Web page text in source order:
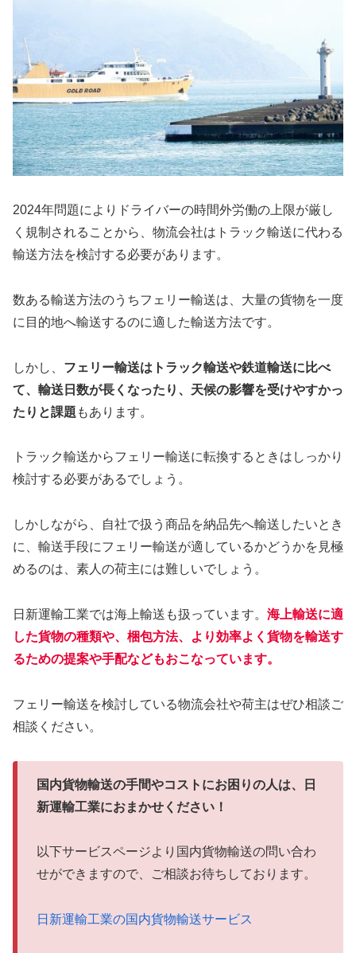
2024年問題によりドライバーの時間外労働の上限が厳し
く規制されることから、物流会社はトラック輸送に代わる
輸送方法を検討する必要があります。
数ある輸送方法のうちフェリー輸送は、大量の貨物を一度
に目的地へ輸送するのに適した輸送方法です。
しかし、 フェリー輸送はトラック輸送や鉄道輸送に比べ
て、輸送日数が長くなったり、天候の影響を受けやすかっ
たりと課題 もあります。
トラック輸送からフェリー輸送に転換するときはしっかり
検討する必要があるでしょう。
しかしながら、自社で扱う商品を納品先へ輸送したいとき
に、輸送手段にフェリー輸送が適しているかどうかを見極
めるのは、素人の荷主には難しいでしょう。
日新運輸工業では海上輸送も扱っています。 海上輸送に適
した貨物の種類や、梱包方法、より効率よく貨物を輸送す
るための提案や手配などもおこなっています。
フェリー輸送を検討している物流会社や荷主はぜひ相談ご
相談ください。
国内貨物輸送の手間やコストにお困りの人は、日
新運輸工業におまかせください！
以下サービスページより国内貨物輸送の問い合わ
せができますので、ご相談お待ちしております。
日新運輸工業の国内貨物輸送サービス